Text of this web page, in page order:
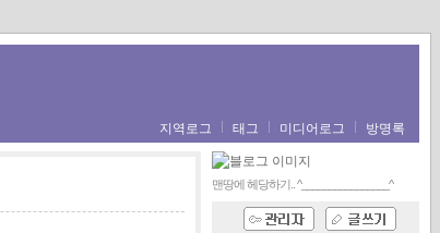
지역로그 태그 미디어로그 방명록
맨땅에 헤당하기.. ^________________^